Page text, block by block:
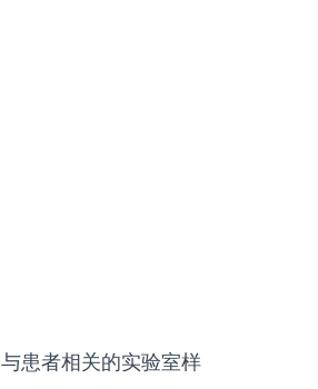
患者相关的实验室样